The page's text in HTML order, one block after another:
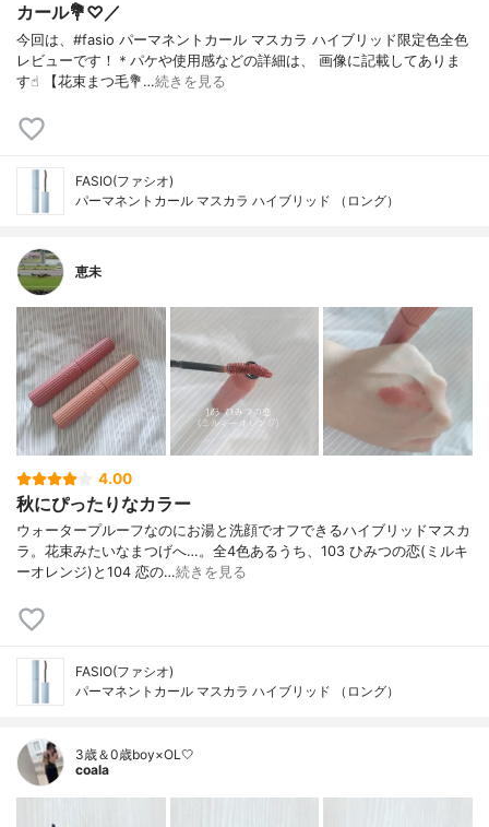
カール💐♡／
今回は、#fasio パーマネントカール マスカラ ハイブリッド限定色全色
レビューです！＊パケや使用感などの詳細は、 画像に記載してありま
す☝︎ 【花束まつ毛💐…続きを見る
FASIO(ファシオ)
パーマネントカール マスカラ ハイブリッド （ロング）
恵未
4.00
秋にぴったりなカラー
ウォータープルーフなのにお湯と洗顔でオフできるハイブリッドマスカ
ラ。花束みたいなまつげへ…。全4色あるうち、103 ひみつの恋(ミルキ
ーオレンジ)と104 恋の…続きを見る
FASIO(ファシオ)
パーマネントカール マスカラ ハイブリッド （ロング）
3歳＆0歳boy×OL🤍
coala